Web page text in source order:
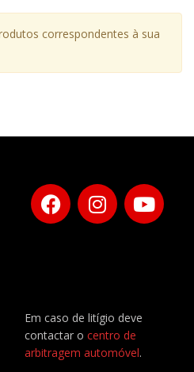
correspondentes à sua
Em caso de litígio deve
contactar o centro de
arbitragem automóvel.